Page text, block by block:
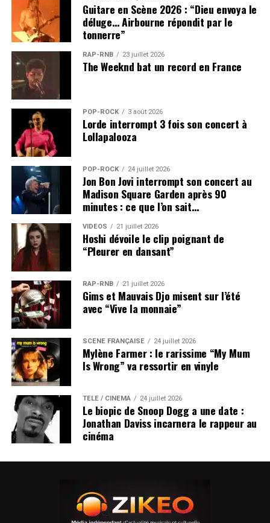
Guitare en Scène 2026 : “Dieu envoya le
déluge… Airbourne répondit par le
tonnerre”
RAP-RNB 23 juillet 2026
The Weeknd bat un record en France
POP-ROCK 3 août 2026
Lorde interrompt 3 fois son concert à
Lollapalooza
POP-ROCK 24 juillet 2026
Jon Bon Jovi interrompt son concert au
Madison Square Garden après 90
minutes : ce que l’on sait…
VIDEOS 21 juillet 2026
Hoshi dévoile le clip poignant de
“Pleurer en dansant”
RAP-RNB 21 juillet 2026
Gims et Mauvais Djo misent sur l’été
avec “Vive la monnaie”
SCÈNE FRANÇAISE 24 juillet 2026
Mylène Farmer : le rarissime “My Mum
Is Wrong” va ressortir en vinyle
TÉLÉ / CINÉMA 24 juillet 2026
Le biopic de Snoop Dogg a une date :
Jonathan Daviss incarnera le rappeur au
cinéma